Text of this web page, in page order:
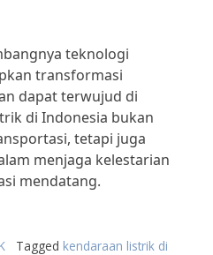
teknologi
transformasi
dapat terwujud di
di Indonesia bukan
tetapi juga
menjaga kelestarian
mendatang.
Tagged kendaraan listrik di